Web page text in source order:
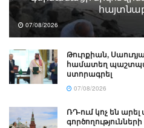
07/08/2026
Թուրքիան,
համատեղ
ստորագրել
07/08/2026
ՌԴ-ում կոչ են